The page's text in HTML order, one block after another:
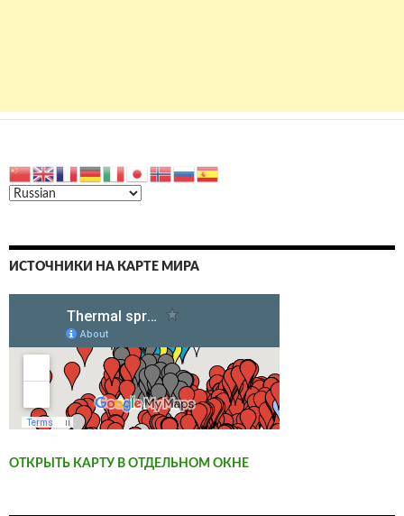
ИСТОЧНИКИ НА КАРТЕ МИРА
ОТКРЫТЬ КАРТУ В ОТДЕЛЬНОМ ОКНЕ